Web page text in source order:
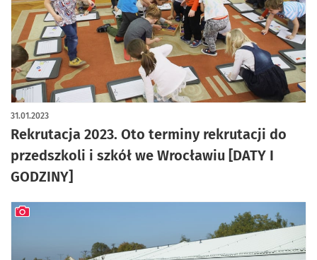
Rekrutacja 2023. Oto terminy rekrutacji do
przedszkoli i szkół we Wrocławiu [DATY I
GODZINY]
31.01.2023